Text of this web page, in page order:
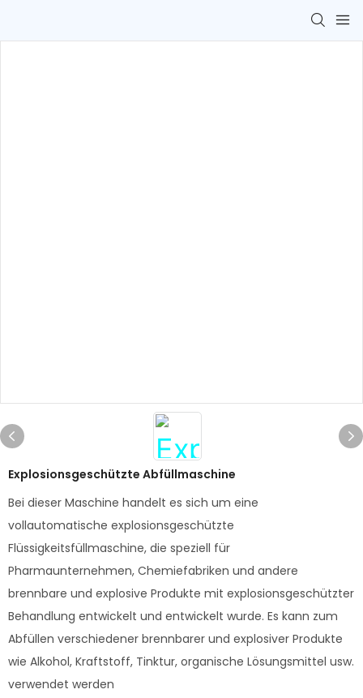
Explosionsgeschützte Abfüllmaschine
Bei dieser Maschine handelt es sich um eine
vollautomatische explosionsgeschützte
Flüssigkeitsfüllmaschine, die speziell für
Pharmaunternehmen, Chemiefabriken und andere
brennbare und explosive Produkte mit explosionsgeschützter
Behandlung entwickelt und entwickelt wurde. Es kann zum
Abfüllen verschiedener brennbarer und explosiver Produkte
wie Alkohol, Kraftstoff, Tinktur, organische Lösungsmittel usw.
verwendet werden